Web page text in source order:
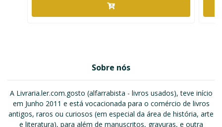
Sobre nós
A Livraria.ler.com.gosto (alfarrabista - livros usados), teve início
em Junho 2011 e está vocacionada para o comércio de livros
antigos, raros ou curiosos (em especial da área de história, arte
e literatura), para além de manuscritos, gravuras, e outra